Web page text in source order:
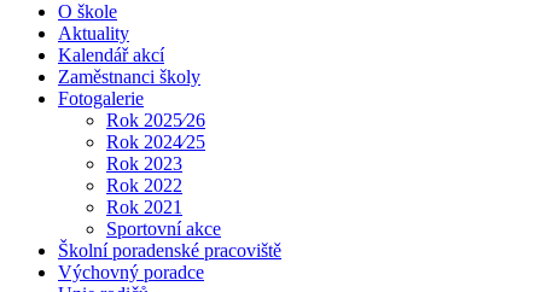
O škole
Aktuality
Kalendář akcí
Zaměstnanci školy
Fotogalerie
Rok 2025⁄26
Rok 2024⁄25
Rok 2023
Rok 2022
Rok 2021
Sportovní akce
Školní poradenské pracoviště
Výchovný poradce